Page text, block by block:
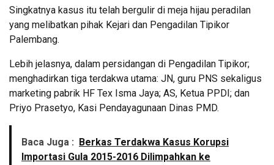
Singkatnya kasus itu telah bergulir di meja hijau peradilan
yang melibatkan pihak Kejari dan Pengadilan Tipikor
Palembang.
Lebih jelasnya, dalam persidangan di Pengadilan Tipikor;
menghadirkan tiga terdakwa utama: JN, guru PNS sekaligus
marketing pabrik HF Tex Isma Jaya; AS, Ketua PPDI; dan
Priyo Prasetyo, Kasi Pendayagunaan Dinas PMD.
Baca Juga : Berkas Terdakwa Kasus Korupsi
Importasi Gula 2015-2016 Dilimpahkan ke